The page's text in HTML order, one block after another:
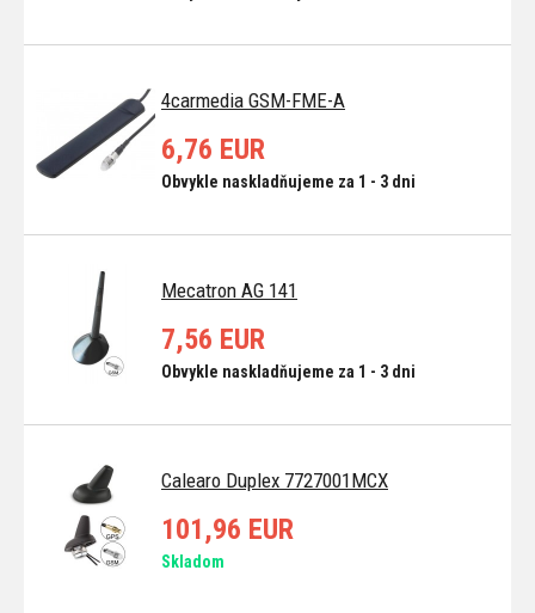
4carmedia GSM-FME-A
6,76 EUR
Obvykle naskladňujeme za 1 - 3 dni
Mecatron AG 141
7,56 EUR
Obvykle naskladňujeme za 1 - 3 dni
Calearo Duplex 7727001MCX
101,96 EUR
Skladom